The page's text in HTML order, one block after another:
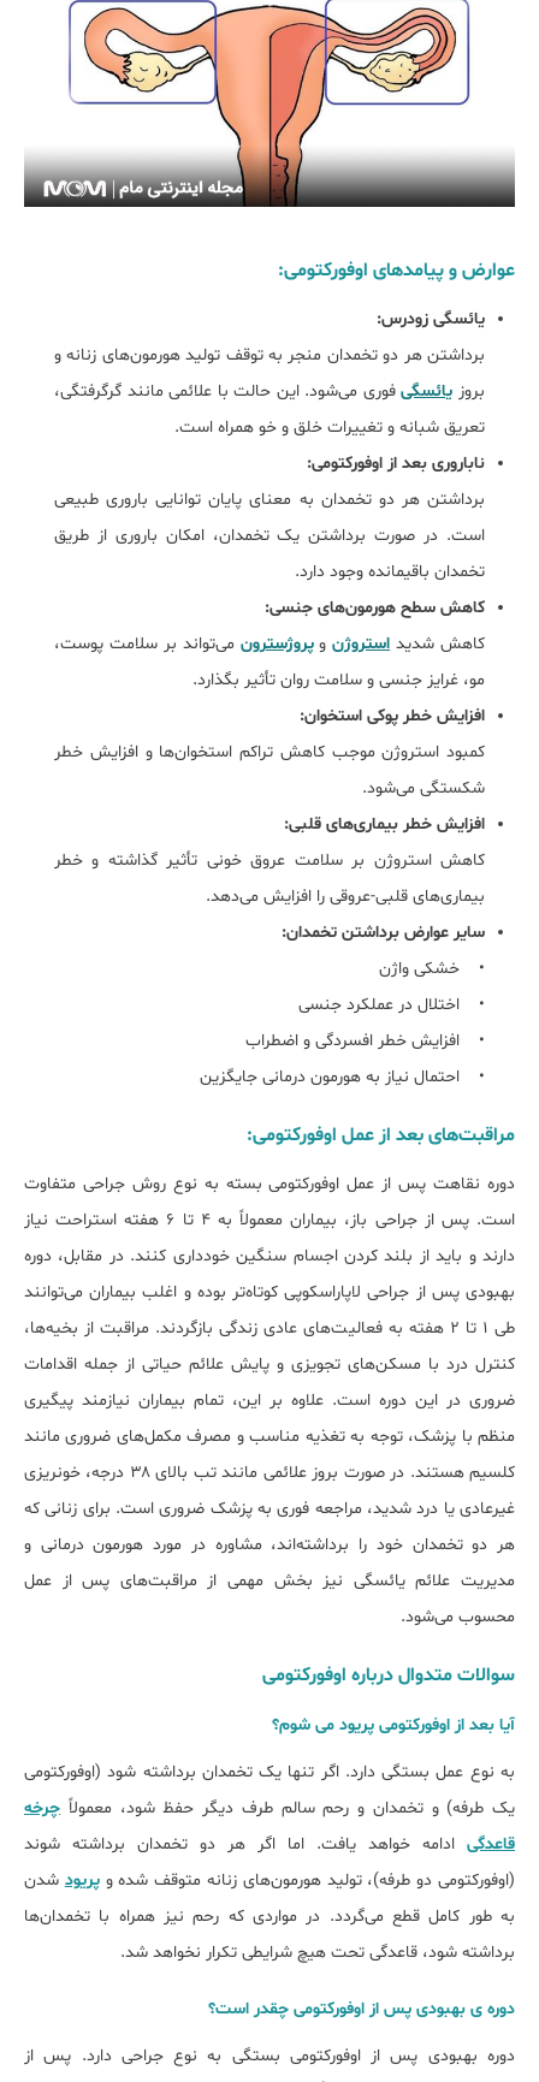
عوارض و پیامدهای اوفورکتومی:
یائسگی زودرس:
برداشتن هر دو تخمدان منجر به توقف تولید هورمون‌های زنانه و
بروز یائسگیفوری می‌شود. این حالت با علائمی مانند گرگرفتگی،
تعریق شبانه و تغییرات خلق و خو همراه است.
ناباروری بعد از اوفورکتومی:
برداشتن هر دو تخمدان به معنای پایان توانایی باروری طبیعی
است. در صورت برداشتن یک تخمدان، امکان باروری از طریق
تخمدان باقیمانده وجود دارد.
کاهش سطح هورمون‌های جنسی:
کاهش شدیداستروژنوپروژسترون می‌تواند بر سلامت پوست،
مو، غرایز جنسی و سلامت روان تأثیر بگذارد.
افزایش خطر پوکی استخوان:
کمبود استروژن موجب کاهش تراکم استخوان‌ها و افزایش خطر
شکستگی می‌شود.
افزایش خطر بیماری‌های قلبی:
کاهش استروژن بر سلامت عروق خونی تأثیر گذاشته و خطر
بیماری‌های قلبی-عروقی را افزایش می‌دهد.
سایر عوارض برداشتن تخمدان:
• خشکی واژن
• اختلال در عملکرد جنسی
• افزایش خطر افسردگی و اضطراب
• احتمال نیاز به هورمون درمانی جایگزین
مراقبت‌های بعد از عمل اوفورکتومی:
دوره نقاهت پس از عمل اوفورکتومی بسته به نوع روش جراحی متفاوت
است. پس از جراحی باز، بیماران معمولاً به ۴ تا ۶ هفته استراحت نیاز
دارند و باید از بلند کردن اجسام سنگین خودداری کنند. در مقابل، دوره
بهبودی پس از جراحی لاپاراسکوپی کوتاه‌تر بوده و اغلب بیماران می‌توانند
طی ۱ تا ۲ هفته به فعالیت‌های عادی زندگی بازگردند. مراقبت از بخیه‌ها،
کنترل درد با مسکن‌های تجویزی و پایش علائم حیاتی از جمله اقدامات
ضروری در این دوره است. علاوه بر این، تمام بیماران نیازمند پیگیری
منظم با پزشک، توجه به تغذیه مناسب و مصرف مکمل‌های ضروری مانند
کلسیم هستند. در صورت بروز علائمی مانند تب بالای ۳۸ درجه، خونریزی
غیرعادی یا درد شدید، مراجعه فوری به پزشک ضروری است. برای زنانی که
هر دو تخمدان خود را برداشته‌اند، مشاوره در مورد هورمون درمانی و
مدیریت علائم یائسگی نیز بخش مهمی از مراقبت‌های پس از عمل
محسوب می‌شود.
سوالات متدوال درباره اوفورکتومی
آیا بعد از اوفورکتومی پریود می شوم؟
به نوع عمل بستگی دارد. اگر تنها یک تخمدان برداشته شود (اوفورکتومی
یک طرفه) و تخمدان و رحم سالم طرف دیگر حفظ شود، معمولاً چرخه
قاعدگی ادامه خواهد یافت. اما اگر هر دو تخمدان برداشته شوند
(اوفورکتومی دو طرفه)، تولید هورمون‌های زنانه متوقف شده وپریودشدن
به طور کامل قطع می‌گردد. در مواردی که رحم نیز همراه با تخمدان‌ها
برداشته شود، قاعدگی تحت هیچ شرایطی تکرار نخواهد شد.
دوره ی بھبودی پس از اوفورکتومی چقدر است؟
دوره بهبودی پس از اوفورکتومی بستگی به نوع جراحی دارد. پس از